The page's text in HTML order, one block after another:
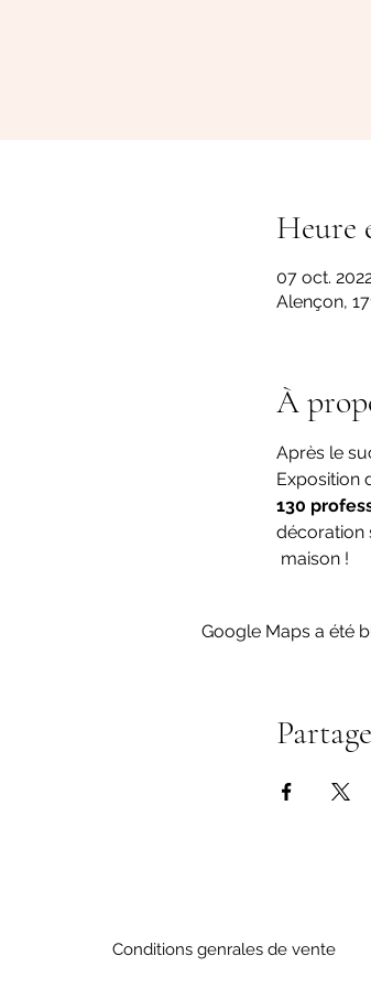
Heure
07 oct.
Alençon,
À
Après le
Exposition
130
décoration
maison !
Google Maps a été
Conditions genrales de vente